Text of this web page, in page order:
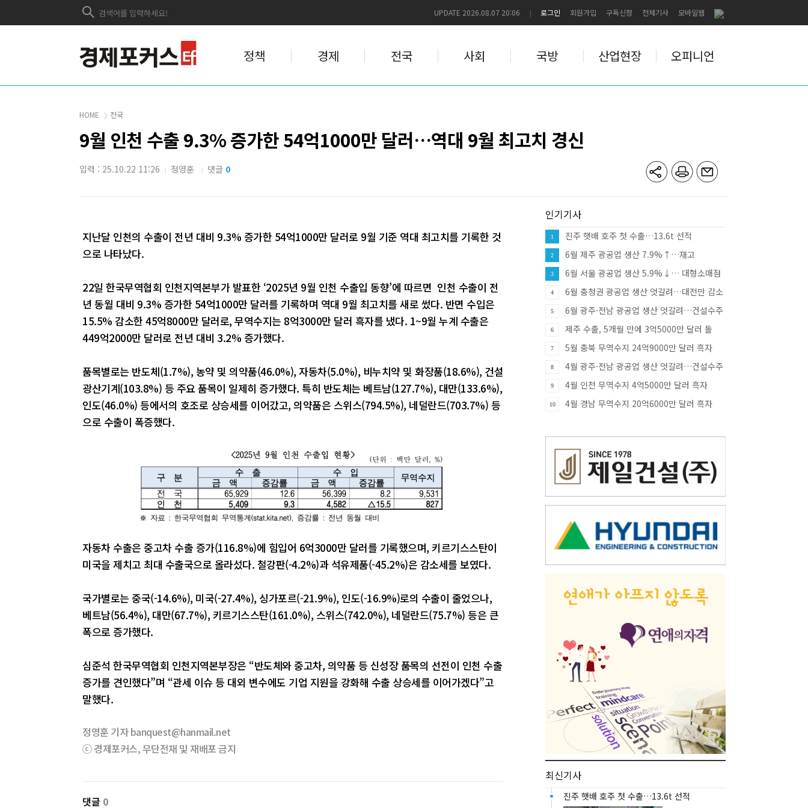
UPDATE 2026.08.07 20:06 로그인 회원가입 구독신청 전체기사 모바일웹
정책 경제 전국 사회 국방 산업현장 오피니언
HOME 전국
9월 인천 수출 9.3% 증가한 54억1000만 달러…역대 9월 최고치 경신
입력 : 25.10.22 11:26 | 정영훈 | 댓글 0
지난달 인천의 수출이 전년 대비 9.3% 증가한 54억1000만 달러로 9월 기준 역대 최고치를 기록한 것
으로 나타났다.
22일 한국무역협회 인천지역본부가 발표한 ‘2025년 9월 인천 수출입 동향’에 따르면 인천 수출이 전
년 동월 대비 9.3% 증가한 54억1000만 달러를 기록하며 역대 9월 최고치를 새로 썼다. 반면 수입은
15.5% 감소한 45억8000만 달러로, 무역수지는 8억3000만 달러 흑자를 냈다. 1~9월 누계 수출은
449억2000만 달러로 전년 대비 3.2% 증가했다.
품목별로는 반도체(1.7%), 농약 및 의약품(46.0%), 자동차(5.0%), 비누치약 및 화장품(18.6%), 건설
광산기계(103.8%) 등 주요 품목이 일제히 증가했다. 특히 반도체는 베트남(127.7%), 대만(133.6%),
인도(46.0%) 등에서의 호조로 상승세를 이어갔고, 의약품은 스위스(794.5%), 네덜란드(703.7%) 등
으로 수출이 폭증했다.
자동차 수출은 중고차 수출 증가(116.8%)에 힘입어 6억3000만 달러를 기록했으며, 키르기스스탄이
미국을 제치고 최대 수출국으로 올라섰다. 철강판(-4.2%)과 석유제품(-45.2%)은 감소세를 보였다.
국가별로는 중국(-14.6%), 미국(-27.4%), 싱가포르(-21.9%), 인도(-16.9%)로의 수출이 줄었으나,
베트남(56.4%), 대만(67.7%), 키르기스스탄(161.0%), 스위스(742.0%), 네덜란드(75.7%) 등은 큰
폭으로 증가했다.
심준석 한국무역협회 인천지역본부장은 “반도체와 중고차, 의약품 등 신성장 품목의 선전이 인천 수출
증가를 견인했다”며 “관세 이슈 등 대외 변수에도 기업 지원을 강화해 수출 상승세를 이어가겠다”고
말했다.
정영훈 기자 banquest@hanmail.net
ⓒ 경제포커스, 무단전재 및 재배포 금지
댓글 0
인기기사
1 진주 햇배 호주 첫 수출…13.6t 선적
2
6월 제주 광공업 생산 7.9%↑…재고
12.0%↑·대형소매점 판매 10.8%
3
6월 서울 광공업 생산 5.9%↓… 대형소매점
판매 9.8%↑·건설수주 81.8%↑
4
6월 충청권 광공업 생산 엇갈려…대전만 감소
·충북 33.8% 증가
5
6월 광주·전남 광공업 생산 엇갈려…건설수주
급증
6
제주 수출, 5개월 만에 3억5000만 달러 돌
파…반도체가 견인
7 5월 충북 무역수지 24억9000만 달러 흑자
8
4월 광주·전남 광공업 생산 엇갈려…건설수주
증가세
9 4월 인천 무역수지 4억5000만 달러 흑자
10 4월 경남 무역수지 20억6000만 달러 흑자
최신기사
진주 햇배 호주 첫 수출…13.6t 선적